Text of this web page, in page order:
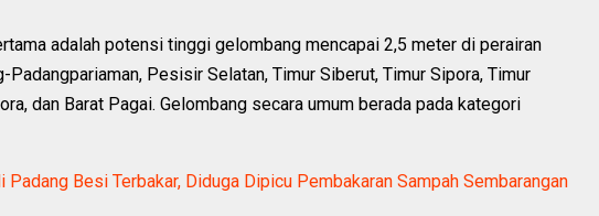
adalah potensi tinggi gelombang mencapai 2,5 meter di perairan
Padangpariaman, Pesisir Selatan, Timur Siberut, Timur Sipora, Timur
dan Barat Pagai. Gelombang secara umum berada pada kategori
Padang Besi Terbakar, Diduga Dipicu Pembakaran Sampah Sembarangan